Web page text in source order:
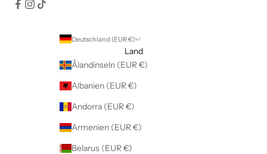
Deutschland (EUR €)
Land
Ålandinseln (EUR €)
Albanien (EUR €)
Andorra (EUR €)
Armenien (EUR €)
Belarus (EUR €)